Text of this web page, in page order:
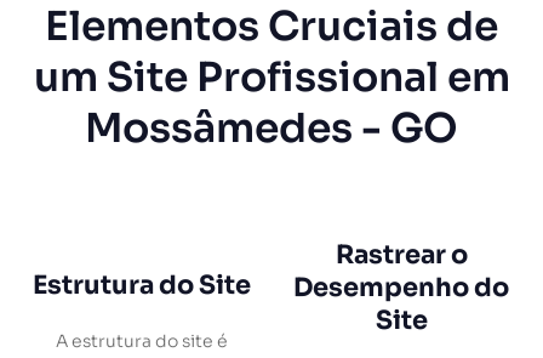
Elementos Cruciais de
um Site Profissional em
Mossâmedes - GO
Estrutura do Site
A estrutura do site é
Rastrear o
Desempenho do
Site